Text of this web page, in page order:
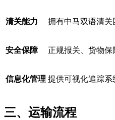
清关能力 拥有中马双语清关
安全保障 正规报关、货物保
信息化管理 提供可视化追踪系
三、运输流程